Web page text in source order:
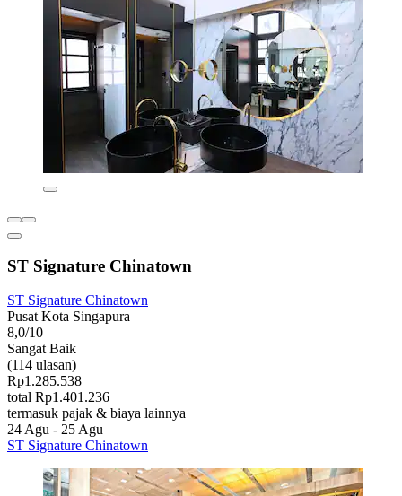
ST Signature Chinatown
ST Signature Chinatown
Pusat Kota Singapura
8,0/10
Sangat Baik
(114 ulasan)
Rp1.285.538
total Rp1.401.236
termasuk pajak & biaya lainnya
24 Agu - 25 Agu
ST Signature Chinatown